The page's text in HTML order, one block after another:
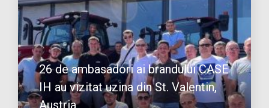
26 de ambasadori ai brandului CASE
IH au vizitat uzina din St. Valentin,
Austria